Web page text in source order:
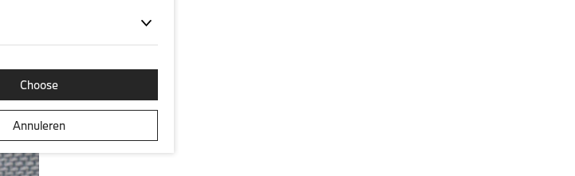
Choose
Annuleren